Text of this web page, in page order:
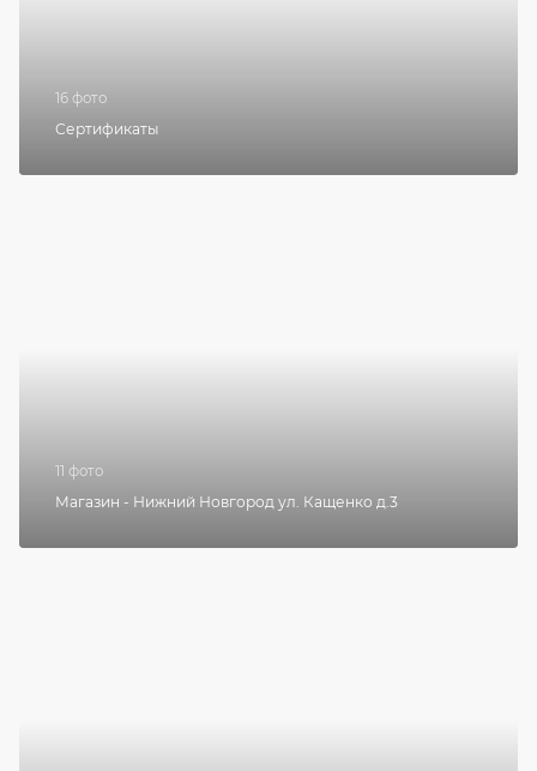
16 фото
Сертификаты
11 фото
Магазин - Нижний Новгород ул. Кащенко д.3